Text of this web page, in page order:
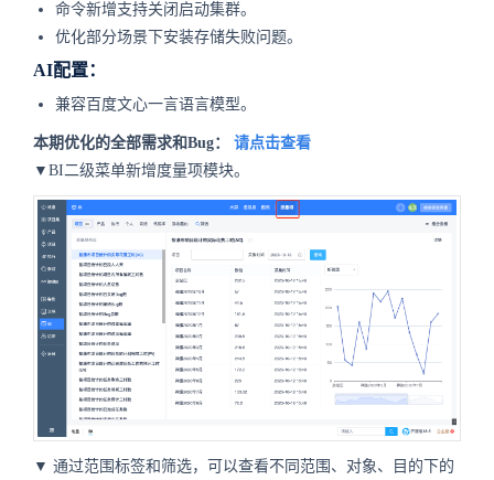
命令新增支持关闭启动集群。
优化部分场景下安装存储失败问题。
AI配置：
兼容百度文心一言语言模型。
本期优化的全部需求和Bug： 请点击查看
▼BI二级菜单新增度量项模块。
▼ 通过范围标签和筛选，可以查看不同范围、对象、目的下的